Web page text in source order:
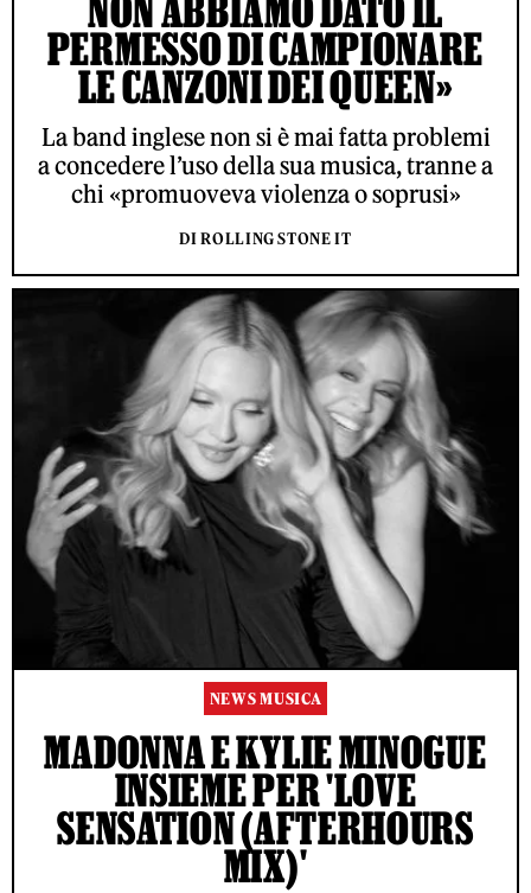
NON ABBIAMO DATO IL
PERMESSO DI CAMPIONARE
LE CANZONI DEI QUEEN»
La band inglese non si è mai fatta problemi
a concedere l’uso della sua musica, tranne a
chi «promuoveva violenza o soprusi»
DI ROLLING STONE IT
NEWS MUSICA
MADONNA E KYLIE MINOGUE
INSIEME PER 'LOVE
SENSATION (AFTERHOURS
MIX)'